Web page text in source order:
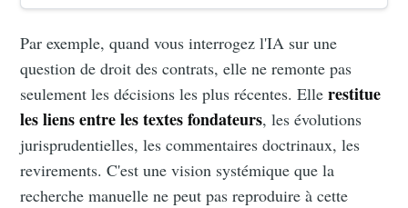
bases documentaires.
Par exemple, quand vous interrogez l'IA sur une
question de droit des contrats, elle ne remonte pas
seulement les décisions les plus récentes. Ellerestitue
les liens entre les textes fondateurs, les évolutions
jurisprudentielles, les commentaires doctrinaux, les
revirements. C'est une vision systémique que la
recherche manuelle ne peut pas reproduire à cette